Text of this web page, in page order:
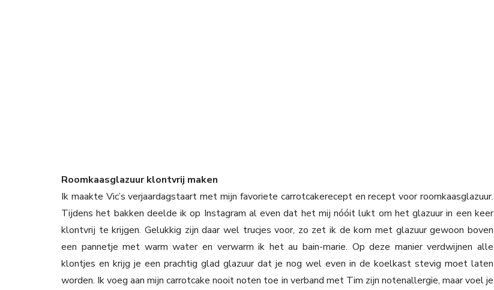
Roomkaasglazuur klontvrij maken
Ik maakte Vic’s verjaardagstaart met mijn favoriete carrotcakerecept en recept voor roomkaasglazuur.
Tijdens het bakken deelde ik op Instagram al even dat het mij nóóit lukt om het glazuur in een keer
klontvrij te krijgen. Gelukkig zijn daar wel trucjes voor, zo zet ik de kom met glazuur gewoon boven
een pannetje met warm water en verwarm ik het au bain-marie. Op deze manier verdwijnen alle
klontjes en krijg je een prachtig glad glazuur dat je nog wel even in de koelkast stevig moet laten
worden. Ik voeg aan mijn carrotcake nooit noten toe in verband met Tim zijn notenallergie, maar voel je